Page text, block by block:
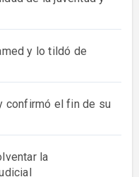
y lo tildó de
confirmó el fin de su
la